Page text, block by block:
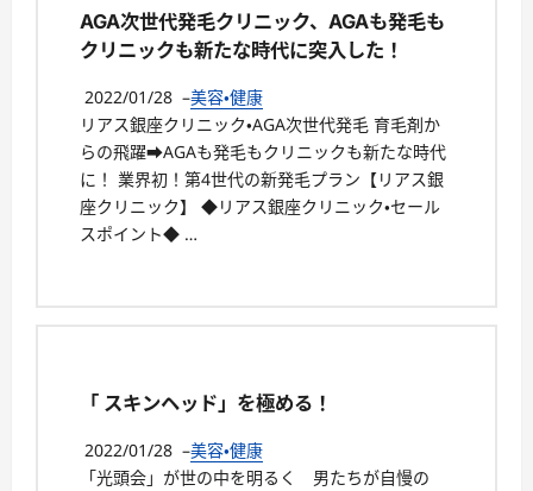
AGA次世代発毛クリニック、AGAも発毛も
クリニックも新たな時代に突入した！
2022/01/28 –美容・健康
リアス銀座クリニック・AGA次世代発毛 育毛剤か
らの飛躍➡AGAも発毛もクリニックも新たな時代
に！ 業界初！第4世代の新発毛プラン【リアス銀
座クリニック】 ◆リアス銀座クリニック・セール
スポイント◆ …
「 スキンヘッド」を極める！
2022/01/28 –美容・健康
「光頭会」が世の中を明るく 男たちが自慢の